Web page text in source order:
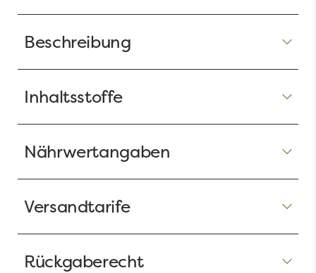
Beschreibung
Inhaltsstoffe
Nährwertangaben
Versandtarife
Rückgaberecht